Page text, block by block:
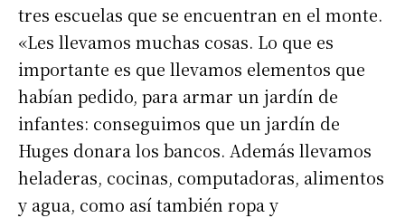
tres escuelas que se encuentran en el monte.
«Les llevamos muchas cosas. Lo que es
importante es que llevamos elementos que
habían pedido, para armar un jardín de
infantes: conseguimos que un jardín de
Huges donara los bancos. Además llevamos
heladeras, cocinas, computadoras, alimentos
y agua, como así también ropa y